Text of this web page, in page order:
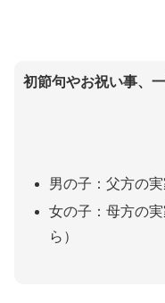
初節句やお祝い事、
男の子：父方の
女の子：母方の
ら）